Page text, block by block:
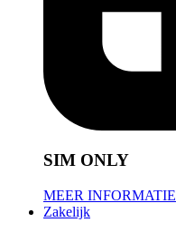
SIM ONLY
MEER INFORMATIE
Zakelijk